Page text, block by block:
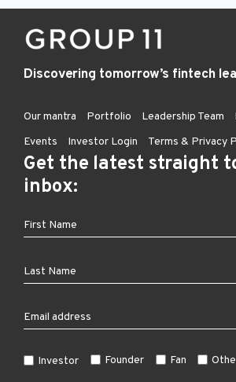
Discovering tomorrow’s fintech
Our mantra Portfolio Leadership Team
Events
Investor Login Terms & Privacy
Get the latest straight
inbox:
Investor Founder Fan